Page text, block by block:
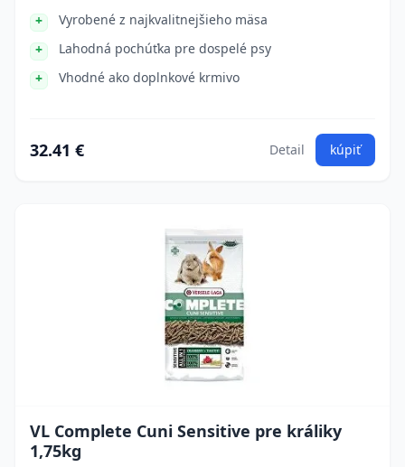
Vyrobené z najkvalitnejšieho mäsa
Lahodná pochúťka pre dospelé psy
Vhodné ako doplnkové krmivo
32.41 € Detail kúpiť
VL Complete Cuni Sensitive pre králiky
1,75kg